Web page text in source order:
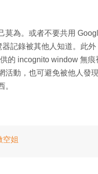
莫為。或者不要共用
記錄被其他人知道。此外
的 incognito window 無痕
活動，也可避免被他人發
。
空姐